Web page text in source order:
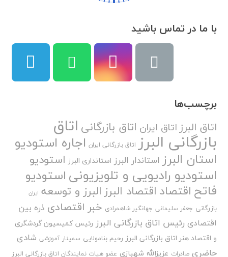
با ما در تماس باشید
برچسب‌ها
اتاق البرزاتاق ایران اتاق بازرگانی اتاق
بازرگانی البرز اتاق بازرگانی ایران اجاره استودیو
استان البرز استاندار البرز استانداری البرز استودیو
استودیو رادیویی و تلویزیونیاستودیو
فاتح اقتصاد اقتصاد البرزالبرز و توسعه ایران
بازرگانی جعفر سلیمانی جهانگیر شاهمرادی خبر اقتصادی ذره بین
اقتصادی رئیس اتاق بازرگانی البرز رئیس کمیسیون گردشگری
و اقتصاد هنر اتاق بازرگانی البرز رحیم بنامولایی سمینار آموزشی شادی
حاضری صادرات عزیزالله شهبازی عضو هیات نمایندگان اتاق بازرگانی البرز